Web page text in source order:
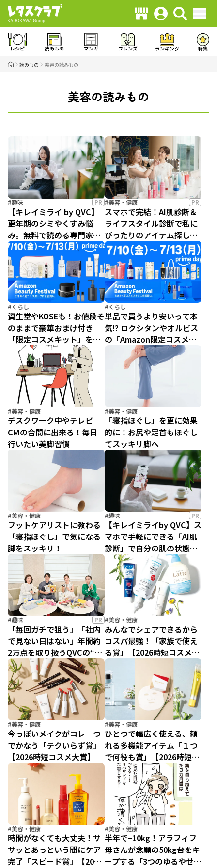
レシピ 読みもの マンガ フレンズ ランキング 特集
読みもの 美容の読みもの
美容の読みもの
PR
#趣味
【キレイミライ by QVC】
更年期のシミやくすみ悩
み。無料で読める専門家監
修コラムで自分にあったア
ドバイスを手軽にチェッ
ク！
PR
#美容・健康
スマホで完結！AI肌診断＆
ライフスタイル診断で私に
ぴったりのアイテム探し！
「キレイミライ」体験レポ
ート【レタスクラブお泊ま
りイベント2026 in リゾナ
ーレ熱海】
#くらし
資生堂やKOSEも！お値段そ
のままで豪華おまけ付き
「限定コスメキット」を要
チェック【Amazonプライ
ムデー2026】
#くらし
単品で買うより安いって本
気!? ロクシタンやオルビス
の「Amazon限定コスメキ
ット」が豪華すぎて予約不
#美容・健康
デスクワーク中やテレビ
CMの合間に出来る！毎日
行いたい美脚習慣
#美容・健康
「寝指ほぐし」を更に効果
的に！お尻や足首もほぐし
てスッキリ脚へ
#美容・健康
フットケアリストに教わる
「寝指ほぐし」で気になる
脚をスッキリ！
PR
#趣味
【キレイミライby QVC】ス
マホで手軽にできる「AI肌
診断」で自分の肌の状態を
チェックしよう！
PR
#趣味
「毎回ガチで狙う」「社内
で見ない日はない」年間約
2万点を取り扱うQVCの“中
の人”が自腹買いする逸品
を大公開！【編集部座談
会】
#美容・健康
みんなでシェアできるから
コスパ最強！「家族で使え
る賞」【2026時短コスメ大
賞】
#美容・健康
今っぽいメイクがコレ一つ
でかなう「テクいらず賞」
【2026時短コスメ大賞】
#美容・健康
ひとつで幅広く使える、頼
れる多機能アイテム「１つ
で何役も賞」【2026時短コ
スメ大賞】
#美容・健康
時間がなくても大丈夫！サ
サッとあっという間にケア
完了「スピード賞」【2026
#美容・健康
半年で−10kg！アラフィフ
母さんが念願の50kg台をキ
ープする「3つのゆるやせ